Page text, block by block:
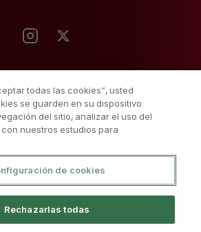
Legal I Condicions D'Ús
todas las cookies”, usted
se guarden en su dispositivo
del sitio, analizar el uso del
nuestros estudios para
de cookies
Rechazarlas todas